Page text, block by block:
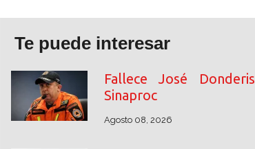
Te puede interesar
Fallece José
Sinaproc
Agosto 08, 2026